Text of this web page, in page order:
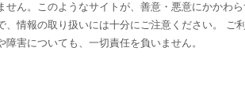
せん。このようなサイトが、善意・悪意にかかわ
、情報の取り扱いには十分にご注意ください。 ご
害についても、一切責任を負いません。